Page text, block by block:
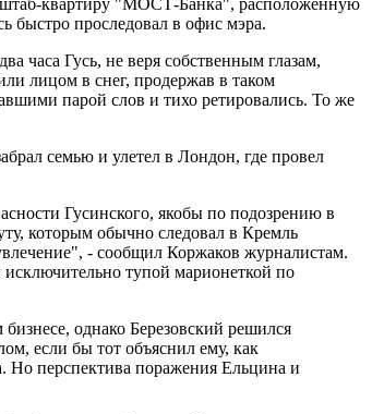
штаб-квартиру "МОСТ-Банка", расположенную
проследовал в офис мэра.
часа Гусь, не веря собственным глазам,
лицом в снег, продержав в таком
парой слов и тихо ретировались. То же
семью и улетел в Лондон, где провел
Гусинского, якобы по подозрению в
которым обычно следовал в Кремль
- сообщил Коржаков журналистам.
тупой марионеткой по
однако Березовский решился
если бы тот объяснил ему, как
Но перспектива поражения Ельцина и